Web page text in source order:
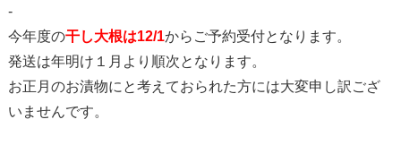
-
今年度の干し大根は12/1からご予約受付となります。
発送は年明け１月より順次となります。
お正月のお漬物にと考えておられた方には大変申し訳ござ
いませんです。